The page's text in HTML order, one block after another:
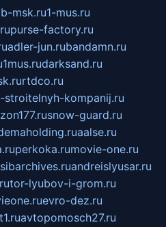
msk.ru1-mus.ru
purse-factory.ru
adler-jun.rubandamn.ru
1mus.rudarksand.ru
rtdco.ru
kompanij.ru
snow-guard.ru
aalse.ru
perkoka.rumovie-one.ru
sibarchives.ruandreislyusar.ru
tor-lyubov-i-grom.ru
evro-dez.ru
avtopomosch27.ru